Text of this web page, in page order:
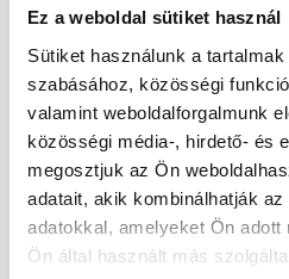
Ez a weboldal sütiket használ
Sütiket használunk a
szabásához, közösségi
valamint weboldalforgalmunk
közösségi média-, hirdető- és
megosztjuk az Ön
adatait, akik kombinálhatják
adatokkal, amelyeket Ön
Ön által használt más
kialakítás pedig ad neki
játékosságot, amitől
csal az arcodra.
MIÉRT
SZERETNI?
Ez a kis kutya nem csak
benne egy kis élet.